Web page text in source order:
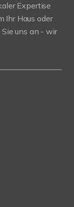
Expertise
Ihr Haus oder
uns an - wir